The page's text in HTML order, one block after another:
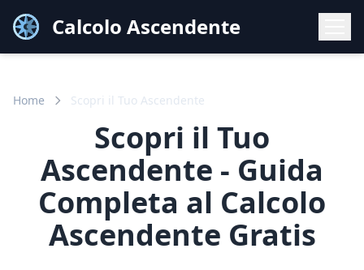
Calcolo Ascendente
Home Scopri il Tuo Ascendente
Scopri il Tuo
Ascendente - Guida
Completa al Calcolo
Ascendente Gratis